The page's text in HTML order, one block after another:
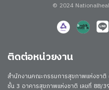
© 2024
ติดต่อหน่วยงาน
สำนักงานคณะกรรมการสุขภาพแห่งชาติ
ชั้น 3 อาคารสุขภาพแห่งชาติ เลขที่ 88/